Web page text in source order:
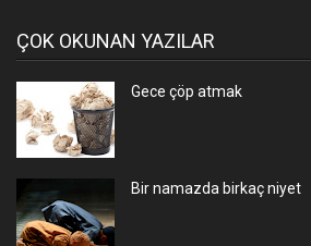
ÇOK OKUNAN YAZILAR
Gece çöp atmak
Bir namazda birkaç niyet